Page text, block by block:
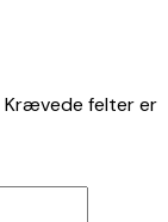
Krævede felter er